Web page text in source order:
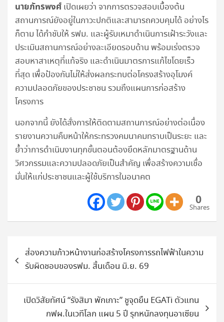
นายภัทรพงศ์ เปิดเผยว่า จากการตรวจสอบเบื้องต้น
สถานการณ์ยังอยู่ในภาวะปกติและสามารถควบคุมได้ อย่างไร
ก็ตาม ได้กำชับให้ รฟม. และผู้รับเหมาดำเนินการเฝ้าระวังและ
ประเมินสถานการณ์อย่างละเอียดรอบด้าน พร้อมเร่งตรวจ
สอบหาสาเหตุที่แท้จริง และดำเนินมาตรการแก้ไขโดยเร็ว
ที่สุด เพื่อป้องกันไม่ให้ส่งผลกระทบต่อโครงสร้างอุโมงค์
ความปลอดภัยของประชาชน รวมถึงแผนการก่อสร้าง
โครงการ
นอกจากนี้ ยังได้สั่งการให้ติดตามสถานการณ์อย่างต่อเนื่อง
รายงานความคืบหน้าให้กระทรวงคมนาคมทราบเป็นระยะ และ
ย้ำว่าการดำเนินงานทุกขั้นตอนต้องยึดหลักมาตรฐานด้าน
วิศวกรรมและความปลอดภัยเป็นสำคัญ เพื่อสร้างความเชื่อ
มั่นให้แก่ประชาชนและผู้ใช้บริการในอนาคต
0
Shares
แนะแนว
เรื่องส่องความก้าวหน้างานก่อสร้างโครงการรถไฟฟ้าในความ
รับผิดชอบของรฟม. สิ้นเดือน มิ.ย. 69
เปิดวิสัยทัศน์ “รังสิมา พักเกาะ” ชูจุดยืน EGATi ตัวแทน
กฟผ.ในเวทีโลก แผน 5 ปี รุกหนักลงทุนอาเซียน